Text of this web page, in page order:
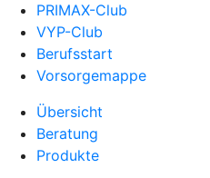
PRIMAX-Club
VYP-Club
Berufsstart
Vorsorgemappe
Übersicht
Beratung
Produkte